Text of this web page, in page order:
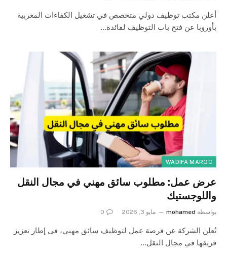
أعلن مكتب توظيف دولي متخصص في تشغيل الكفاءات المغربية
بأوروبا عن فتح باب التوظيف لفائدة…
WADIFA MAROC
عرض عمل: مطلوب سائق مهني في مجال النقل
واللوجستيك
بواسطة mohamed مايو 3, 2026 0
تُعلن الشركة عن فرصة عمل لتوظيف سائق مهني، في إطار تعزيز
فريقها في مجال النقل…